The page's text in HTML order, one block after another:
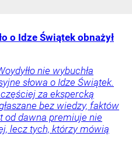
o Idze Świątek obnażył
nie wybuchła
słowa o Idze Świątek.
za ekspercką
bez wiedzy, faktów
od dawna premiuje nie
lecz tych, którzy mówią